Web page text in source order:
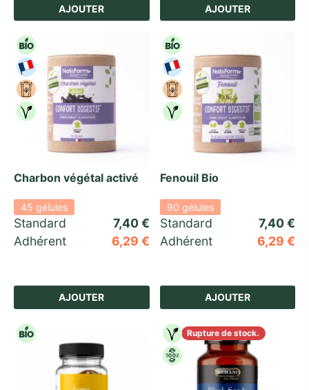
AJOUTER AJOUTER
Charbon végétal activé
45 gélules
Standard 7,40€
Adhérent
6,29 €
AJOUTER
Fenouil Bio
90 gélules
Standard 7,40€
Adhérent
6,29 €
AJOUTER
Rupture de stock.